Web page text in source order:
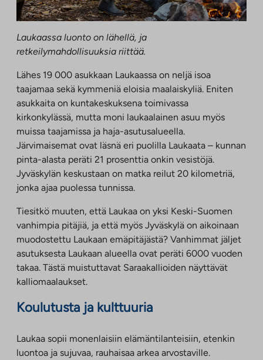
Laukaassa luonto on lähellä, ja
retkeilymahdollisuuksia riittää.
Lähes 19 000 asukkaan Laukaassa on neljä isoa
taajamaa sekä kymmeniä eloisia maalaiskyliä. Eniten
asukkaita on kuntakeskuksena toimivassa
kirkonkylässä, mutta moni laukaalainen asuu myös
muissa taajamissa ja haja-asutusalueella.
Järvimaisemat ovat läsnä eri puolilla Laukaata – kunnan
pinta-alasta peräti 21 prosenttia onkin vesistöjä.
Jyväskylän keskustaan on matka reilut 20 kilometriä,
jonka ajaa puolessa tunnissa.
Tiesitkö muuten, että Laukaa on yksi Keski-Suomen
vanhimpia pitäjiä, ja että myös Jyväskylä on aikoinaan
muodostettu Laukaan emäpitäjästä? Vanhimmat jäljet
asutuksesta Laukaan alueella ovat peräti 6000 vuoden
takaa. Tästä muistuttavat Saraakallioiden näyttävät
kalliomaalaukset.
Koulutusta ja kulttuuria
Laukaa sopii monenlaisiin elämäntilanteisiin, etenkin
luontoa ja sujuvaa, rauhaisaa arkea arvostaville.